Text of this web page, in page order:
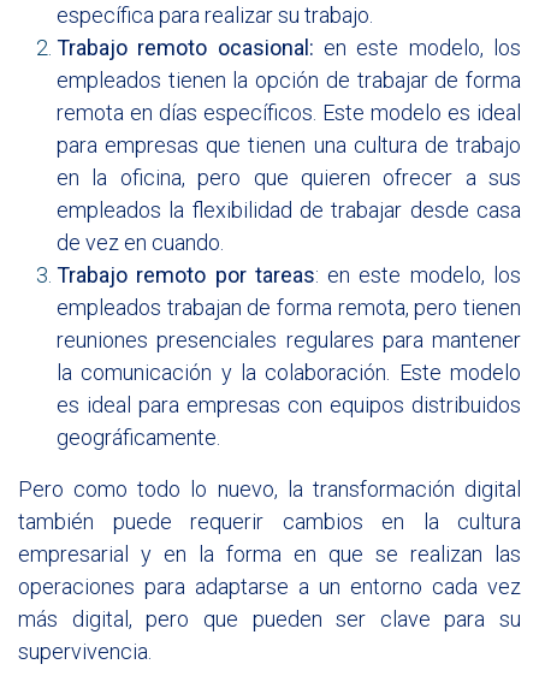
específica para realizar su trabajo.
Trabajo remoto ocasional: en este modelo, los
empleados tienen la opción de trabajar de forma
remota en días específicos. Este modelo es ideal
para empresas que tienen una cultura de trabajo
en la oficina, pero que quieren ofrecer a sus
empleados la flexibilidad de trabajar desde casa
de vez en cuando.
Trabajo remoto por tareas: en este modelo, los
empleados trabajan de forma remota, pero tienen
reuniones presenciales regulares para mantener
la comunicación y la colaboración. Este modelo
es ideal para empresas con equipos distribuidos
geográficamente.
Pero como todo lo nuevo, la transformación digital
también puede requerir cambios en la cultura
empresarial y en la forma en que se realizan las
operaciones para adaptarse a un entorno cada vez
más digital, pero que pueden ser clave para su
supervivencia.